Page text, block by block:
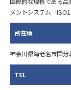
メントシステム「
所在地
神奈川県海老名市国
TEL